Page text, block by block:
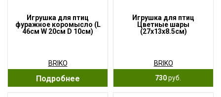
Игрушка для птиц
фуражное коромысло (L
46см W 20см D 10см)
BRIKO
Подробнее
Игрушка для птиц
Цветные шары
(27x13x8.5см)
BRIKO
730руб.